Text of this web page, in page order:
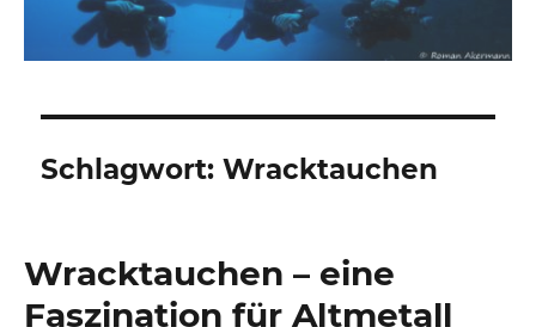
Schlagwort:Wracktauchen
Wracktauchen – eine
Faszination für Altmetall